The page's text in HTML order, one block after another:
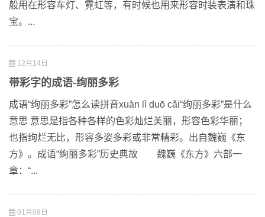
般用在形容车灯、霓虹等，有时候也用来形容时装表演和珠
宝。...
12月14日
带彩字的成语-绚丽多彩
成语“绚丽多彩”怎么读拼音xuàn lì duō cǎi“绚丽多彩”是什么
意思 意思是指各种各样的色彩灿烂美丽，形容色彩华丽；
也指绚烂无比，形容多姿多彩或非常精彩。出自魏巍《东
方》。成语“绚丽多彩”历史典故 魏巍《东方》六部一
章：“...
01月09日